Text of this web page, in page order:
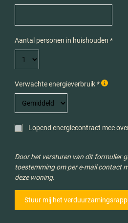
Aantal personen in huishouden *
Verwachte energieverbruik *
Lopend energiecontract mee
Door het versturen van dit formulier
toestemming om per e-mail contact
deze woning.